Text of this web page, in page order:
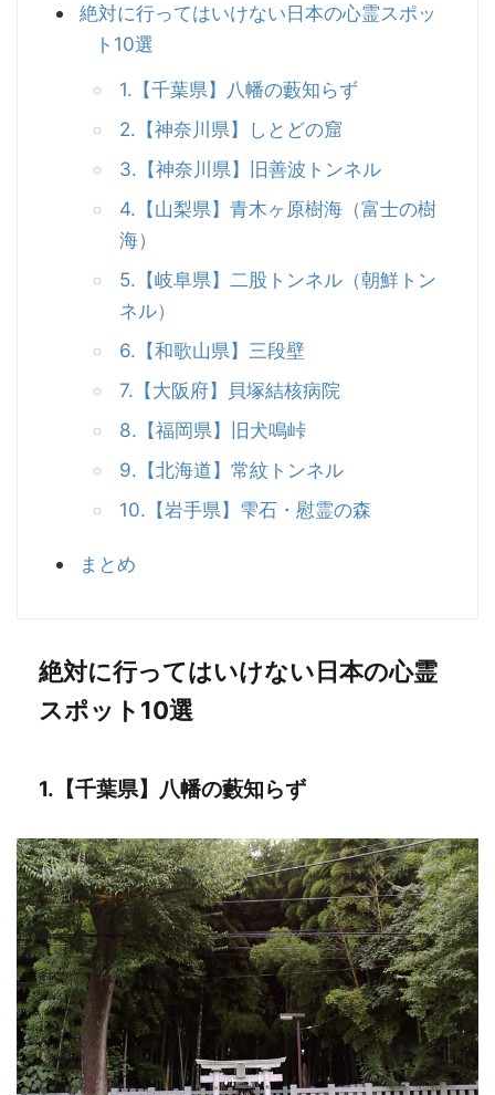
絶対に行ってはいけない日本の心霊スポッ
ト10選
1.【千葉県】八幡の藪知らず
2.【神奈川県】しとどの窟
3.【神奈川県】旧善波トンネル
4.【山梨県】青木ヶ原樹海（富士の樹
海）
5.【岐阜県】二股トンネル（朝鮮トン
ネル）
6.【和歌山県】三段壁
7.【大阪府】貝塚結核病院
8.【福岡県】旧犬鳴峠
9.【北海道】常紋トンネル
10.【岩手県】雫石・慰霊の森
まとめ
絶対に行ってはいけない日本の心霊
スポット10選
1.【千葉県】八幡の藪知らず